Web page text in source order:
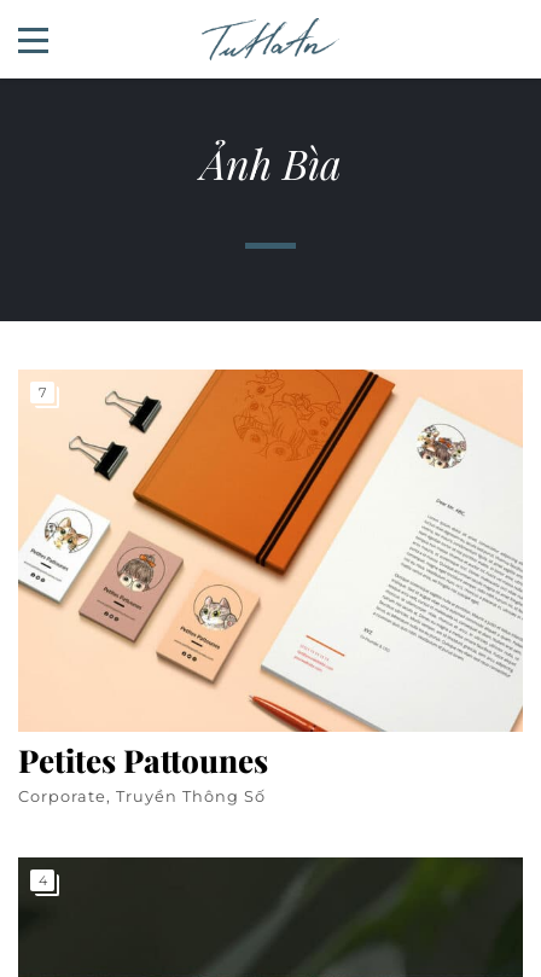
Ảnh Bìa
7
Petites Pattounes
Corporate, Truyền Thông Số
4